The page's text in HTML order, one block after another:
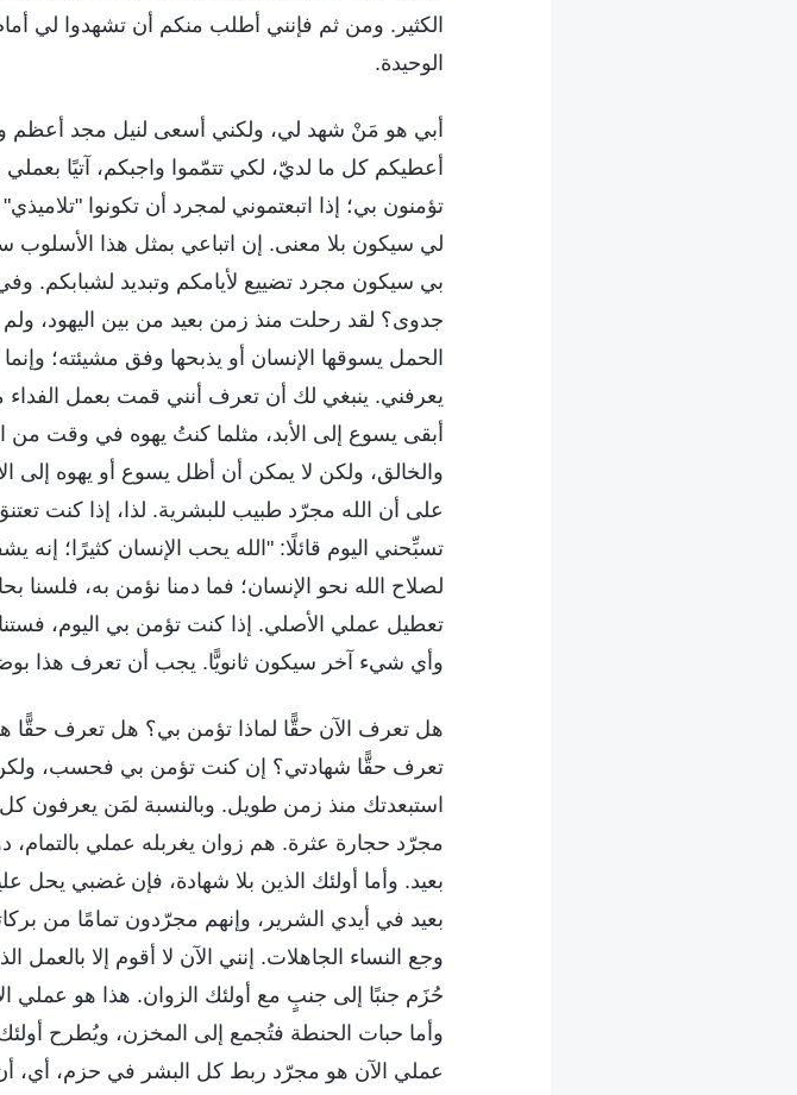
الكثير. ومن ثم فإنني أطلب منكم أن تشهدوا لي
الوحيدة.
أبي هو مَنْ شهد لي، ولكني أسعى لنيل مجد أعظم
أعطيكم كل ما لديّ، لكي تتمّموا واجبكم، آتيًا بعملي
تؤمنون بي؛ إذا اتبعتموني لمجرد أن تكونوا
لي سيكون بلا معنى. إن اتباعي بمثل هذا الأسلوب
بي سيكون مجرد تضييع لأيامكم وتبديد لشبابكم. وفي
جدوى؟ لقد رحلت منذ زمن بعيد من بين اليهود،
الحمل يسوقها الإنسان أو يذبحها وفق مشيئته؛
يعرفني. ينبغي لك أن تعرف أنني قمت بعمل
أبقى يسوع إلى الأبد، مثلما كنتُ يهوه في وقت من
والخالق، ولكن لا يمكن أن أظل يسوع أو يهوه إلى
على أن الله مجرّد طبيب للبشرية. لذا، إذا كنت
تسبِّحني اليوم قائلًا: "الله يحب الإنسان كثيرًا؛ إنه
لصلاح الله نحو الإنسان؛ فما دمنا نؤمن به، فلسنا
تعطيل عملي الأصلي. إذا كنت تؤمن بي اليوم،
وأي شيء آخر سيكون ثانويًّا. يجب أن تعرف هذا
هل تعرف الآن حقًّا لماذا تؤمن بي؟ هل تعرف
تعرف حقًّا شهادتي؟ إن كنت تؤمن بي فحسب،
استبعدتك منذ زمن طويل. وبالنسبة لمَن
مجرّد حجارة عثرة. هم زوان يغربله عملي
بعيد. وأما أولئك الذين بلا شهادة، فإن غضبي يحل
بعيد في أيدي الشرير، وإنهم مجرّدون تمامًا من
وجع النساء الجاهلات. إنني الآن لا أقوم إلا
حُزَم جنبًا إلى جنبٍ مع أولئك الزوان. هذا هو
وأما حبات الحنطة فتُجمع إلى المخزن، ويُطرح
عملي الآن هو مجرّد ربط كل البشر في حزم، أي،